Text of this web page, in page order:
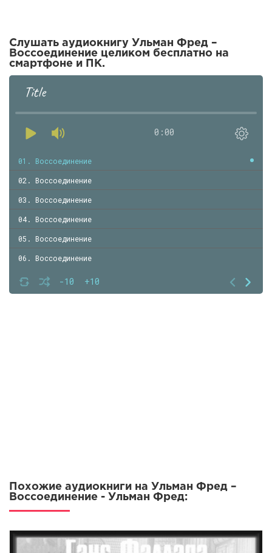
Слушать аудиокнигу Ульман Фред –
Воссоединение целиком бесплатно на
смартфоне и ПК.
Title
0:00
-10 +10
01. Воссоединение
02. Воссоединение
03. Воссоединение
04. Воссоединение
05. Воссоединение
06. Воссоединение
Похожие аудиокниги на Ульман Фред –
Воссоединение - Ульман Фред: